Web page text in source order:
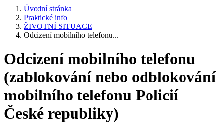
Úvodní stránka
Praktické info
ŽIVOTNÍ SITUACE
Odcizení mobilního telefonu...
Odcizení mobilního telefonu
(zablokování nebo odblokování
mobilního telefonu Policií
České republiky)